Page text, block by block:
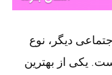
دیگر، نوع
یکی از بهترین